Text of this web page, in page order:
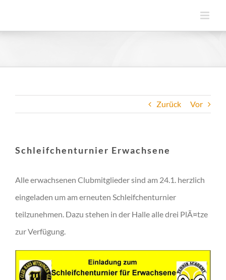
Zurück Vor
Schleifchenturnier Erwachsene
Alle erwachsenen Clubmitglieder sind am 24.1. herzlich
eingeladen um am erneuten Schleifchenturnier
teilzunehmen. Dazu stehen in der Halle alle drei PlÃ¤tze
zur Verfügung.